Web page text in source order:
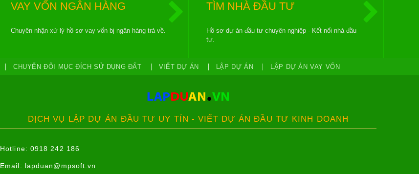
VAY VỐN NGÂN HÀNG
Chuyên nhận xử lý hồ sơ vay vốn bị ngân hàng trả về.
TÌM NHÀ ĐẦU TƯ
Hồ sơ dự án đầu tư chuyên nghiệp - Kết nối nhà đầu
tư.
CHUYỂN ĐỔI MỤC ĐÍCH SỬ DỤNG ĐẤT VIẾT DỰ ÁN LẬP DỰ ÁN LẬP DỰ ÁN VAY VỐN
DỊCH VỤ LẬP DỰ ÁN ĐẦU TƯ UY TÍN - VIẾT DỰ ÁN ĐẦU TƯ KINH DOANH
Hotline: 0918 242 186
Email: lapduan@mpsoft.vn